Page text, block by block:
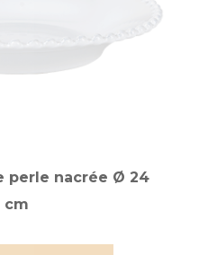
perle nacrée Ø 24
cm